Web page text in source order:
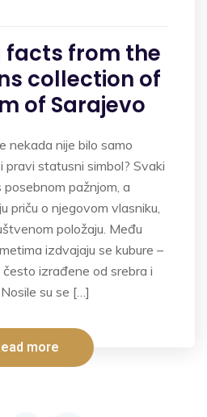
facts from the
collection of
of Sarajevo
nekada nije bilo samo
pravi statusni simbol? Svaki
pažnjom, a
priču o njegovom vlasniku,
položaju. Među
izdvajaju se kubure –
izrađene od srebra i
su se […]
more